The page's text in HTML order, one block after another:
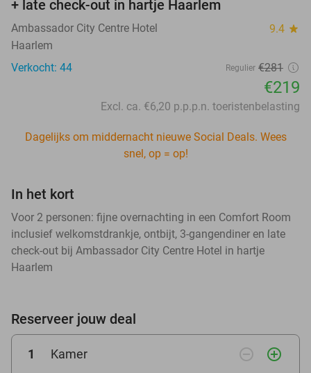
+ late check-out in hartje Haarlem
Ambassador City Centre Hotel 9.4 star
Haarlem
Verkocht: 44
Regulier €281
€219
Excl. ca. €6,20 p.p.p.n. toeristenbelasting
Dagelijks om middernacht nieuwe Social Deals. Wees
snel, op = op!
In het kort
Voor 2 personen: fijne overnachting in een Comfort Room
inclusief welkomstdrankje, ontbijt, 3-gangendiner en late
check-out bij Ambassador City Centre Hotel in hartje
Haarlem
Reserveer jouw deal
1 Kamer remove_circle_outline add_circle_outline